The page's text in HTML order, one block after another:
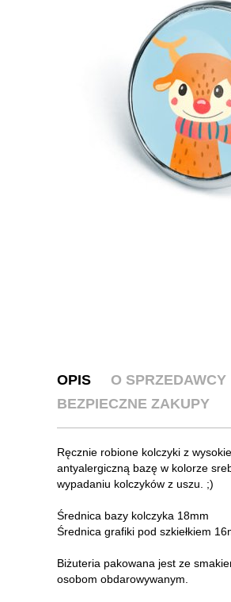
OPIS O SPRZEDAWCY
BEZPIECZNE ZAKUPY
Ręcznie robione kolczyki z
antyalergiczną bazę w kolorze
wypadaniu kolczyków z uszu. ;)
Średnica bazy kolczyka 18mm
Średnica grafiki pod szkiełkiem
Biżuteria pakowana jest ze
osobom obdarowywanym.